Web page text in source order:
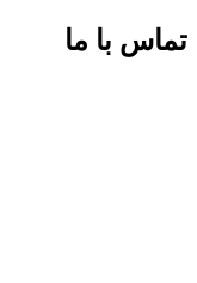
تماس با ما